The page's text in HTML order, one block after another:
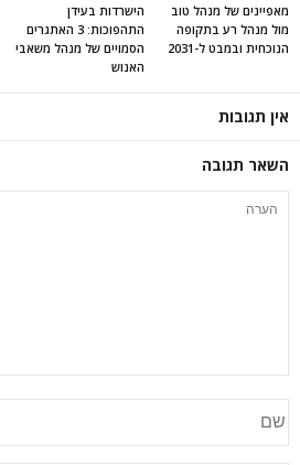
הישרדות בעידן
התהפוכות: 3 האתגרים
הסמויים של מנהל משאבי
האנוש
מאפיינים של מנהל טוב
מול מנהל רע בתקופה
הנוכחית ובמבט ל-2031
אין תגובות
השאר תגובה